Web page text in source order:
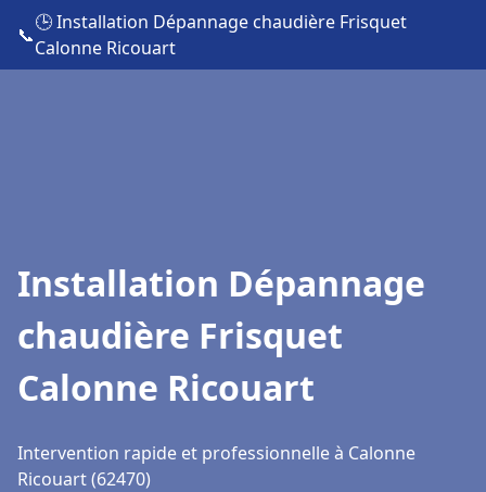
📞
🕒 Installation Dépannage chaudière Frisquet
Calonne Ricouart
Installation Dépannage
chaudière Frisquet
Calonne Ricouart
Intervention rapide et professionnelle à Calonne
Ricouart (62470)